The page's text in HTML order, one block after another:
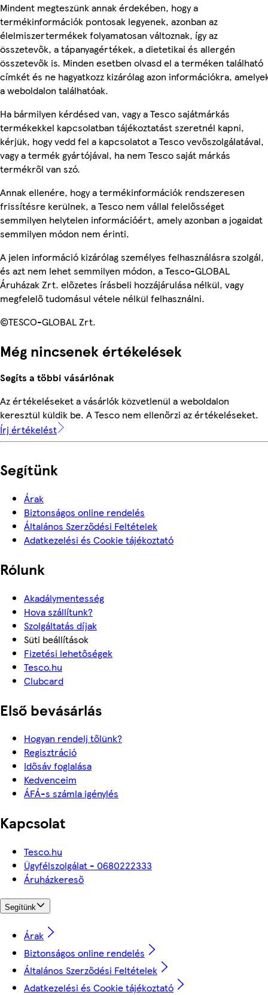
Mindent megteszünk annak érdekében, hogy a
termékinformációk pontosak legyenek, azonban az
élelmiszertermékek folyamatosan változnak, így az
összetevők, a tápanyagértékek, a dietetikai és allergén
összetevők is. Minden esetben olvasd el a terméken található
címkét és ne hagyatkozz kizárólag azon információkra,
a weboldalon találhatóak.
Ha bármilyen kérdésed van, vagy a Tesco sajátmárkás
termékekkel kapcsolatban tájékoztatást szeretnél kapni,
kérjük, hogy vedd fel a kapcsolatot a Tesco vevőszolgálatával,
vagy a termék gyártójával, ha nem Tesco saját márkás
termékről van szó.
Annak ellenére, hogy a termékinformációk rendszeresen
frissítésre kerülnek, a Tesco nem vállal felelősséget
semmilyen helytelen információért, amely azonban a jogaidat
semmilyen módon nem érinti.
A jelen információ kizárólag személyes felhasználásra szolgál,
és azt nem lehet semmilyen módon, a Tesco-GLOBAL
Áruházak Zrt. előzetes írásbeli hozzájárulása nélkül, vagy
megfelelő tudomásul vétele nélkül felhasználni.
©TESCO-GLOBAL Zrt.
Még nincsenek értékelések
Segíts a többi vásárlónak
Az értékeléseket a vásárlók közvetlenül a weboldalon
keresztül küldik be. A Tesco nem ellenőrzi az értékeléseket.
Írj értékelést
Segítünk
Árak
Biztonságos online rendelés
Általános Szerződési Feltételek
Adatkezelési és Cookie tájékoztató
Rólunk
Akadálymentesség
Hova szállítunk?
Szolgáltatás díjak
Süti beállítások
Fizetési lehetőségek
Tesco.hu
Clubcard
Első bevásárlás
Hogyan rendelj tőlünk?
Regisztráció
Idősáv foglalása
Kedvenceim
ÁFÁ-s számla igénylés
Kapcsolat
Tesco.hu
Ügyfélszolgálat - 0680222333
Áruházkereső
Segítünk
Árak
Biztonságos online rendelés
Általános Szerződési Feltételek
Adatkezelési és Cookie tájékoztató